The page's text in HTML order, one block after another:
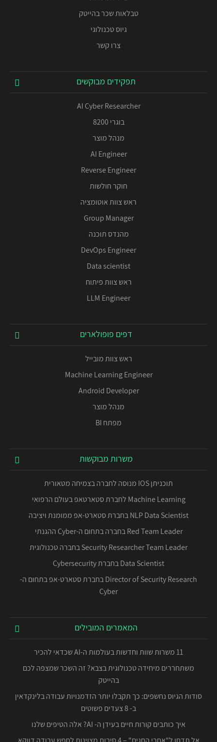
טבלאות שכר בהייטק
גיוס טכנולוגי
צרו קשר
תפקידים מבוקשים
AI Cyber Researcher
בוגרי 8200
מנהל מוצר
AI Engineer
Reverse Engineer
חוקר חולשות
ראש צוות אוטומציה
Group Manager
מהנדס תוכנה
DevOps Engineer
Data scientist
ראש צוות פיתוח
LLM Engineer
דפים פופולארים
ראש צוות מובייל
Machine Learning Engineer
Android Developer
מנהל מוצר
מפתח BI
משרות מבוקשות
תוכניתן IOS מנוסה לחברה בצמיחה מטאורית
Machine Learning לחברת סטארטאפ בעולם הרפואי
NLP Data Scientist בחברת סטארט-אפ ממומנת ויציבה
Red Team Leader בחברה בתחום ה-Cyber ההגנתי
Security Researcher Team Leader בחברה טכנולוגית
Data Scientist בחברת Cybersecurity
Director of Security Research בחברת סטארט-אפ בתחום ה-
Cyber
המאמרים המובילים
11 משרות שוות וחדשות בעולמות ה-AI שכדאי להכיר
משתחררים מיחידה טכנולוגית בצבא? זה השכר שמצפה לכם
בהייטק
סודות הגיוס נחשפים: כך תקבלו יותר הזדמנויות עבודה בלינקדאין
ב- 8 צעדים פשוטים
איך כותבים קורות חיים בעידן ה- AI? אלה הטיפים שלנו